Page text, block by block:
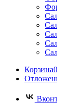
Корзина0